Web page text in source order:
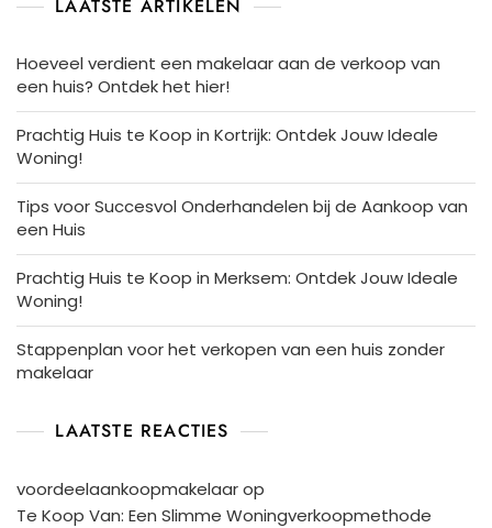
LAATSTE ARTIKELEN
Hoeveel verdient een makelaar aan de verkoop van
een huis? Ontdek het hier!
Prachtig Huis te Koop in Kortrijk: Ontdek Jouw Ideale
Woning!
Tips voor Succesvol Onderhandelen bij de Aankoop van
een Huis
Prachtig Huis te Koop in Merksem: Ontdek Jouw Ideale
Woning!
Stappenplan voor het verkopen van een huis zonder
makelaar
LAATSTE REACTIES
voordeelaankoopmakelaarop
Te Koop Van: Een Slimme Woningverkoopmethode